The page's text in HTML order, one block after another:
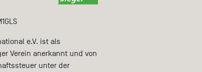
e.V. ist als
Verein anerkannt und von
unter der